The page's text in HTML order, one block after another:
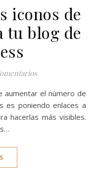
iconos de
tu blog de
es poniendo enlaces a
hacerlas más visibles.